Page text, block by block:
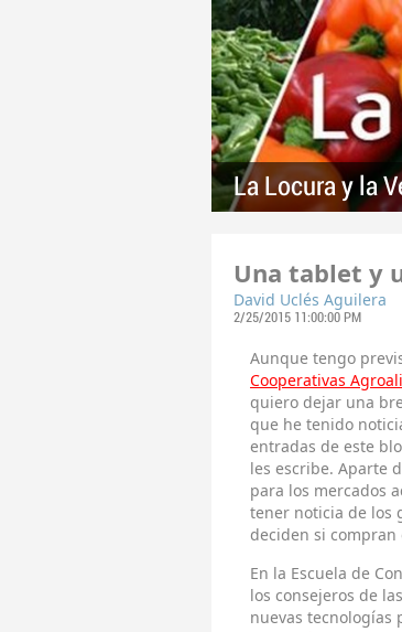
La Locura y la
Una tablet y
David Uclés Aguilera
2/25/2015 11:00:00 PM
Aunque tengo
Cooperativas
quiero dejar una
que he tenido
entradas de este
les escribe. Aparte
para los mercados
tener noticia de los
deciden si
En la Escuela de
los consejeros de
nuevas tecnologías